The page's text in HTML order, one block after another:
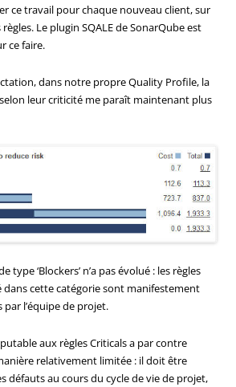
ce travail pour chaque nouveau client, sur
Le plugin SQALE de SonarQube est
ce faire.
dans notre propre Quality Profile, la
leur criticité me paraît maintenant plus
type ‘Blockers’ n’a pas évolué : les règles
dans cette catégorie sont manifestement
l’équipe de projet.
aux règles Criticals a par contre
relativement limitée : il doit être
défauts au cours du cycle de vie de projet,